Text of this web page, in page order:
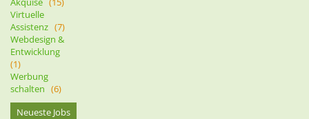
Virtuelle
Assistenz (7)
Webdesign &
Entwicklung
(1)
Werbung
schalten (6)
Neueste Jobs